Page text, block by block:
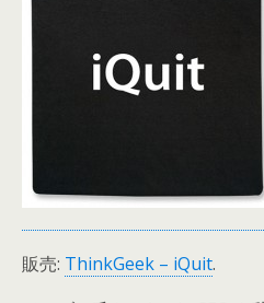
販売: ThinkGeek – iQuit.